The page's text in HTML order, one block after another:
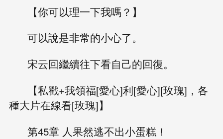
【你可以理一下我嗎？】
可以說是非常的小心了。
宋云回繼續往下看自己的回復。
【私戳+我領福[愛心]利[愛心][玫瑰]，各
種大片在線看[玫瑰]】
第45章 人果然逃不出小蛋糕！